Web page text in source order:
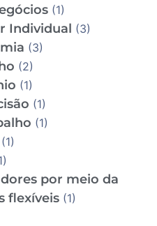
(1)
Individual (3)
(3)
(2)
(1)
(1)
(1)
(1)
por meio da
flexíveis (1)